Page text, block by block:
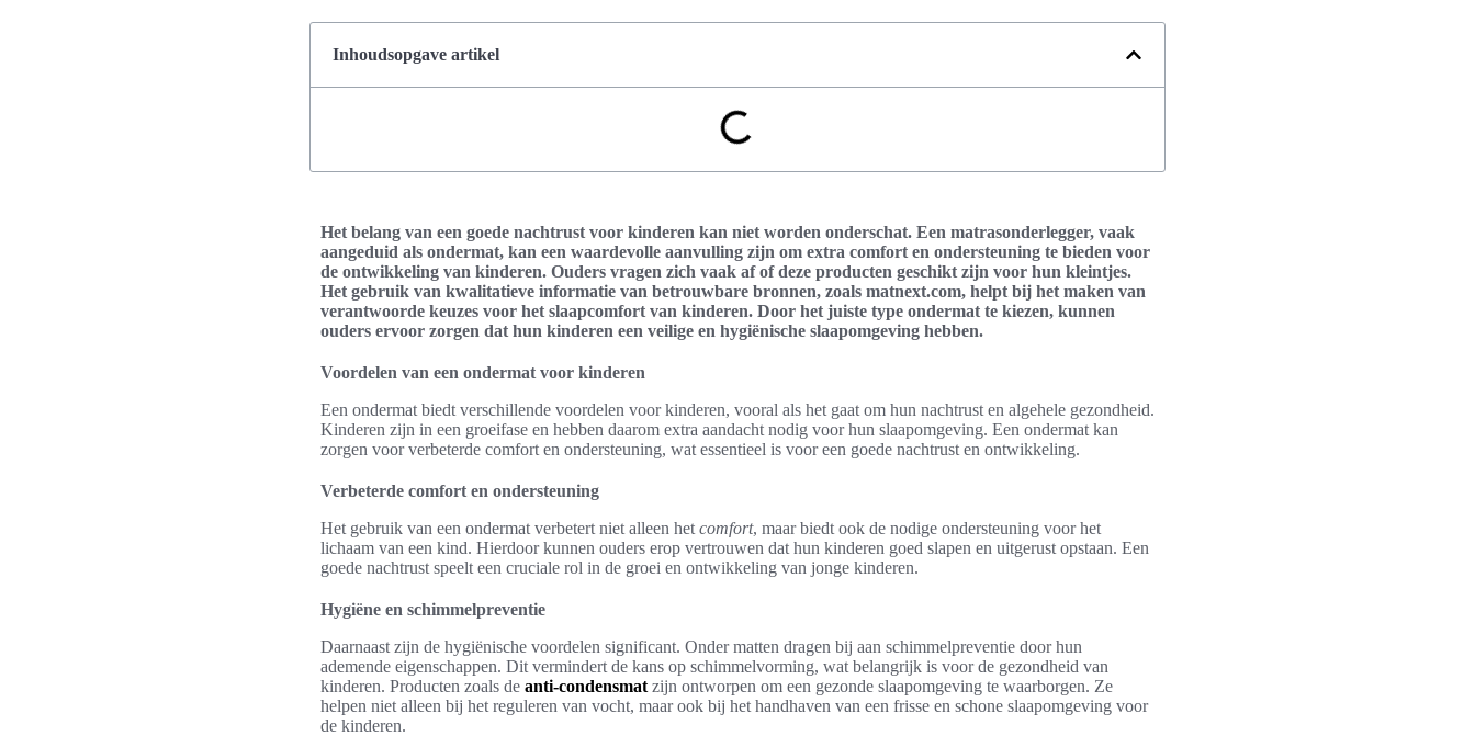
Inhoudsopgave artikel
Het belang van een goede nachtrust voor kinderen kan niet worden onderschat. Een matrasonderlegger, vaak
aangeduid als ondermat, kan een waardevolle aanvulling zijn om extra comfort en ondersteuning te bieden voor
de ontwikkeling van kinderen. Ouders vragen zich vaak af of deze producten geschikt zijn voor hun kleintjes.
Het gebruik van kwalitatieve informatie van betrouwbare bronnen, zoals matnext.com, helpt bij het maken van
verantwoorde keuzes voor het slaapcomfort van kinderen. Door het juiste type ondermat te kiezen, kunnen
ouders ervoor zorgen dat hun kinderen een veilige en hygiënische slaapomgeving hebben.
Voordelen van een ondermat voor kinderen
Een ondermat biedt verschillende voordelen voor kinderen, vooral als het gaat om hun nachtrust en algehele gezondheid.
Kinderen zijn in een groeifase en hebben daarom extra aandacht nodig voor hun slaapomgeving. Een ondermat kan
zorgen voor verbeterde comfort en ondersteuning, wat essentieel is voor een goede nachtrust en ontwikkeling.
Verbeterde comfort en ondersteuning
Het gebruik van een ondermat verbetert niet alleen het comfort, maar biedt ook de nodige ondersteuning voor het
lichaam van een kind. Hierdoor kunnen ouders erop vertrouwen dat hun kinderen goed slapen en uitgerust opstaan. Een
goede nachtrust speelt een cruciale rol in de groei en ontwikkeling van jonge kinderen.
Hygiëne en schimmelpreventie
Daarnaast zijn de hygiënische voordelen significant. Onder matten dragen bij aan schimmelpreventie door hun
ademende eigenschappen. Dit vermindert de kans op schimmelvorming, wat belangrijk is voor de gezondheid van
kinderen. Producten zoals de anti-condensmat zijn ontworpen om een gezonde slaapomgeving te waarborgen. Ze
helpen niet alleen bij het reguleren van vocht, maar ook bij het handhaven van een frisse en schone slaapomgeving voor
de kinderen.